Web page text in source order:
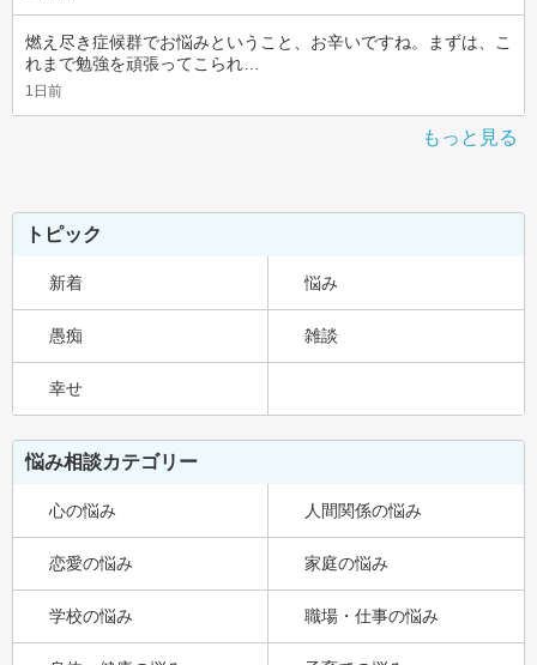
燃え尽き症候群でお悩みということ、お辛いですね。まずは、こ
れまで勉強を頑張ってこられ…
1日前
もっと見る
トピック
新着 悩み
愚痴 雑談
幸せ
悩み相談カテゴリー
心の悩み 人間関係の悩み
恋愛の悩み 家庭の悩み
学校の悩み 職場・仕事の悩み